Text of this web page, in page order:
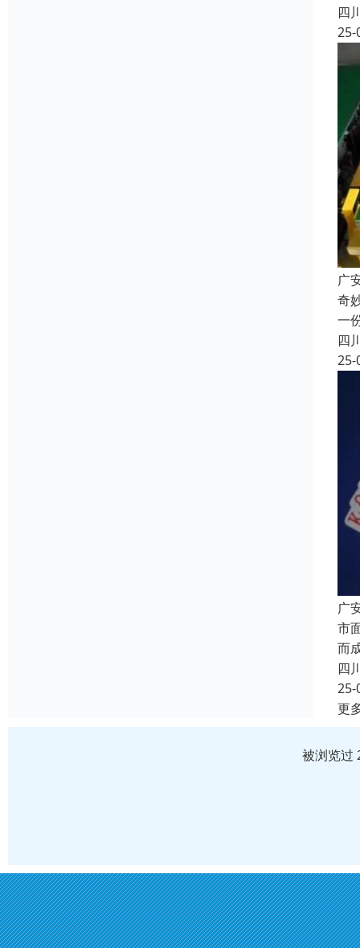
四
25-
广
奇
一
四
25-
广
市
而
四
25-
更
被浏览过